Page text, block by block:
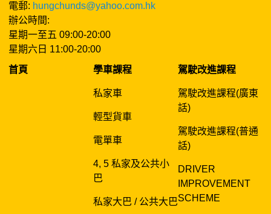
電郵: hungchunds@yahoo.com.hk
辦公時間:
星期一至五 09:00-20:00
星期六日 11:00-20:00
首頁
學車課程
私家車
輕型貨車
電單車
4, 5 私家及公共小
巴
私家大巴 / 公共大巴
駕駛改進課程
駕駛改進課程(廣東
話)
駕駛改進課程(普通
話)
DRIVER
IMPROVEMENT
SCHEME